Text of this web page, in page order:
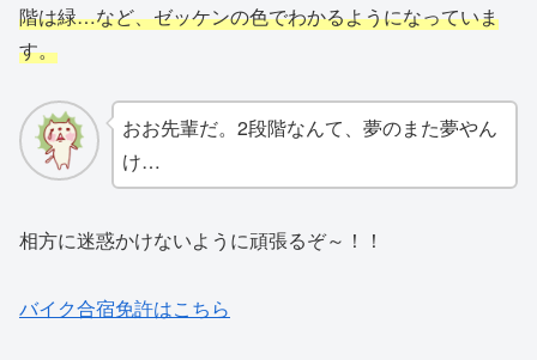
階は緑…など、ゼッケンの色でわかるようになっていま
す。
おお先輩だ。2段階なんて、夢のまた夢やん
け…
相方に迷惑かけないように頑張るぞ～！！
バイク合宿免許はこちら